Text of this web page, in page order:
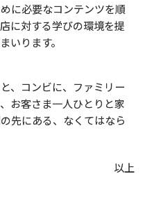
に必要なコンテンツを順
に対する学びの環境を提
いります。
、コンビに、ファミリー
お客さま一人ひとりと家
先にある、なくてはなら
以上